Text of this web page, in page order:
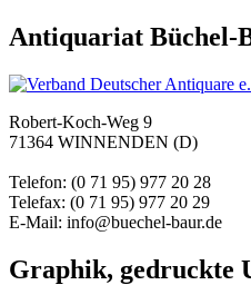
Antiquariat Büchel-
Robert-Koch-Weg 9
71364 WINNENDEN (D)
Telefon: (0 71 95) 977 20 28
Telefax: (0 71 95) 977 20 29
E-Mail: info@buechel-baur.de
Graphik, gedruckte